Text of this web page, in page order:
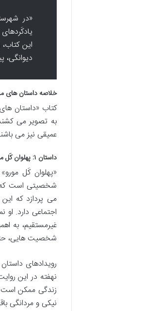
«در
این
دیوانگی،
خلاصه داستان های
کتاب «داستان
به تصویر می
عمیقی نیز می
داستان ۱: پهلوان کَل مورو
«پهلوان کَل
شخصیتی است که
می پردازد که
اجتماعی دارد. او
غیرمستقیم، به
شخصیت هایی، حتی
رویدادهای
نهفته در این
زندگی ممکن است
نیکی و مردانگی